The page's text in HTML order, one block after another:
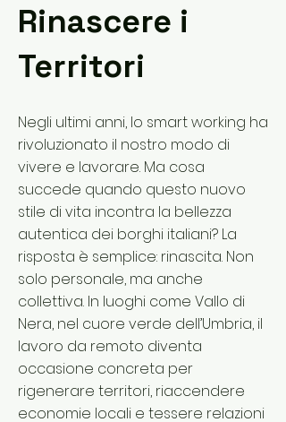
Rinascere i
Territori
Negli ultimi anni, lo smart working ha
rivoluzionato il nostro modo di
vivere e lavorare. Ma cosa
succede quando questo nuovo
stile di vita incontra la bellezza
autentica dei borghi italiani? La
risposta è semplice: rinascita. Non
solo personale, ma anche
collettiva. In luoghi come Vallo di
Nera, nel cuore verde dell’Umbria, il
lavoro da remoto diventa
occasione concreta per
rigenerare territori, riaccendere
economie locali e tessere relazioni